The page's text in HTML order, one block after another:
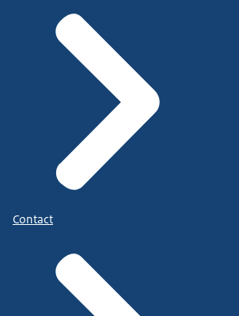
Contact